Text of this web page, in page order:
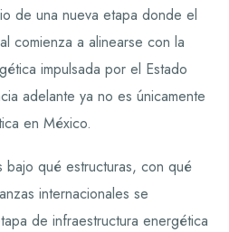
de una nueva etapa donde el
comienza a alinearse con la
impulsada por el Estado
adelante ya no es únicamente
en México.
bajo qué estructuras, con qué
internacionales se
de infraestructura energética